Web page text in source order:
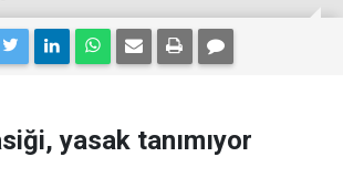
yasak tanımıyor